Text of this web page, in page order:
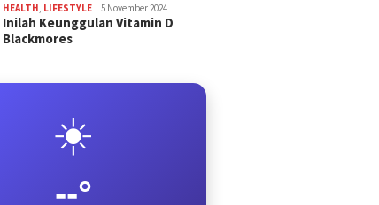
HEALTH, LIFESTYLE 5 November 2024
Inilah Keunggulan Vitamin D
Blackmores
☀️
--°